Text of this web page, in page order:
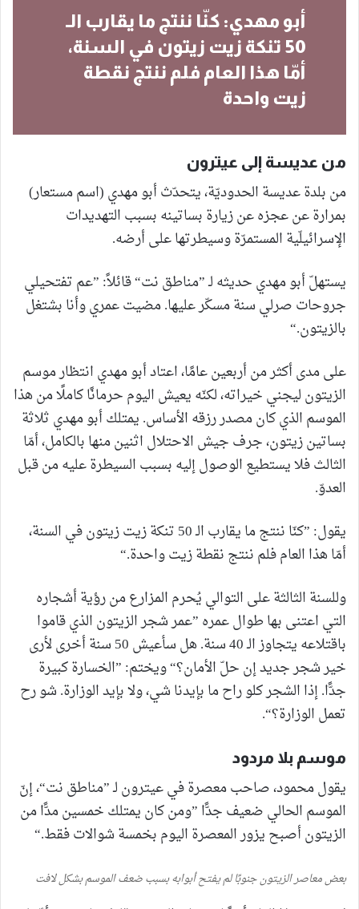
أبو مهدي: كنّا ننتج ما يقارب الـ
50 تنكة زيت زيتون في السنة،
أمّا هذا العام فلم ننتج نقطة
زيت واحدة
من عديسة إلى عيترون
من بلدة عديسة الحدوديّة، يتحدّث أبو مهدي (اسم مستعار)
بمرارة عن عجزه عن زيارة بساتينه بسبب التهديدات
الإسرائيلّية المستمرّة وسيطرتها على أرضه.
يستهلّ أبو مهدي حديثه لـ ”مناطق نت“ قائلاً: ”عم تفتحيلي
جروحات صرلي سنة مسكّر عليها. مضيت عمري وأنا بشتغل
بالزيتون.“
على مدى أكثر من أربعين عامًا، اعتاد أبو مهدي انتظار موسم
الزيتون ليجني خيراته، لكنّه يعيش اليوم حرمانًا كاملًا من هذا
الموسم الذي كان مصدر رزقه الأساس. يمتلك أبو مهدي ثلاثة
بساتين زيتون، جرف جيش الاحتلال اثنين منها بالكامل، أمّا
الثالث فلا يستطيع الوصول إليه بسبب السيطرة عليه من قبل
العدوّ.
يقول: ”كنّا ننتج ما يقارب الـ 50 تنكة زيت زيتون في السنة،
أمّا هذا العام فلم ننتج نقطة زيت واحدة.“
وللسنة الثالثة على التوالي يُحرم المزارع من رؤية أشجاره
التي اعتنى بها طوال عمره ”عمر شجر الزيتون الذي قاموا
باقتلاعه يتجاوز الـ 40 سنة. هل سأعيش 50 سنة أخرى لأرى
خير شجر جديد إن حلّ الأمان؟“ ويختم: ”الخسارة كبيرة
جدًّا. إذا الشجر كلو راح ما بإيدنا شي، ولا بإيد الوزارة. شو رح
تعمل الوزارة؟“.
موسم بلا مردود
يقول محمود، صاحب معصرة في عيترون لـ ”مناطق نت“، إنّ
الموسم الحالي ضعيف جدًّا ”ومن كان يمتلك خمسين مدًّا من
الزيتون أصبح يزور المعصرة اليوم بخمسة شوالات فقط.“
بعض معاصر الزيتون جنوبًا لم يفتح أبوابه بسبب ضعف الموسم بشكل لافت